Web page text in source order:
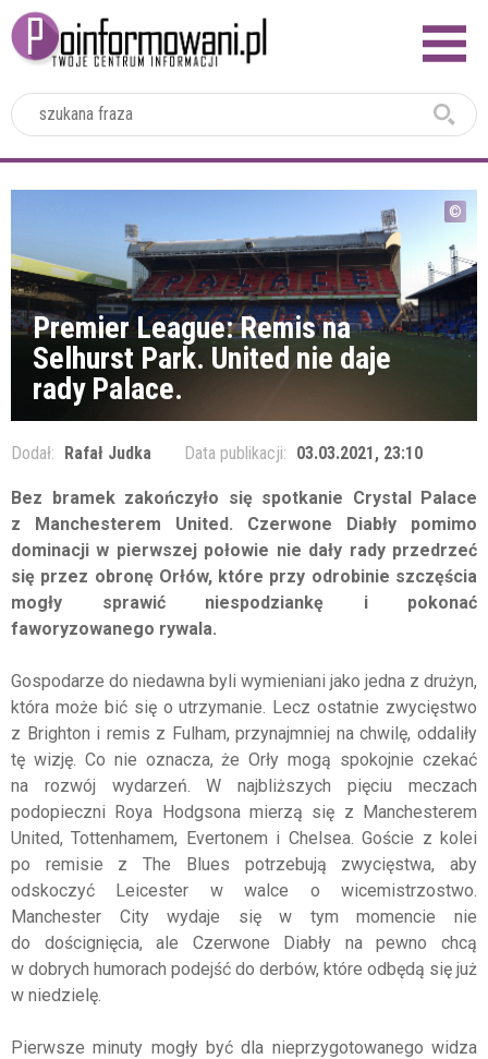
Premier League: Remis na
Selhurst Park. United nie daje
rady Palace.
Dodał: Rafał Judka Data publikacji: 03.03.2021, 23:10
Bez bramek zakończyło się spotkanie Crystal Palace
z Manchesterem United. Czerwone Diabły pomimo
dominacji w pierwszej połowie nie dały rady przedrzeć
się przez obronę Orłów, które przy odrobinie szczęścia
mogły sprawić niespodziankę i pokonać
faworyzowanego rywala.
Gospodarze do niedawna byli wymieniani jako jedna z drużyn,
która może bić się o utrzymanie. Lecz ostatnie zwycięstwo
z Brighton i remis z Fulham, przynajmniej na chwilę, oddaliły
tę wizję. Co nie oznacza, że Orły mogą spokojnie czekać
na rozwój wydarzeń. W najbliższych pięciu meczach
podopieczni Roya Hodgsona mierzą się z Manchesterem
United, Tottenhamem, Evertonem i Chelsea. Goście z kolei
po remisie z The Blues potrzebują zwycięstwa, aby
odskoczyć Leicester w walce o wicemistrzostwo.
Manchester City wydaje się w tym momencie nie
do doścignięcia, ale Czerwone Diabły na pewno chcą
w dobrych humorach podejść do derbów, które odbędą się już
w niedzielę.
Pierwsze minuty mogły być dla nieprzygotowanego widza